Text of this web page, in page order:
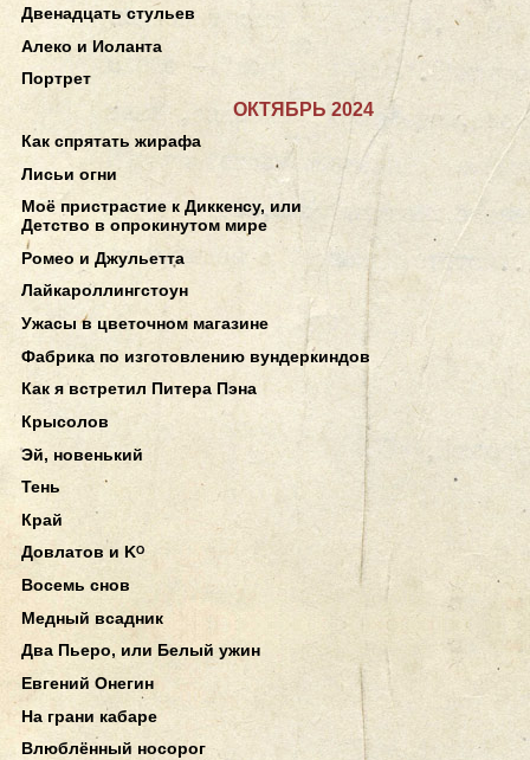
Двенадцать стульев
Алеко и Иоланта
Портрет
ОКТЯБРЬ 2024
Как спрятать жирафа
Лисьи огни
Моё пристрастие к Диккенсу, или
Детство в опрокинутом мире
Ромео и Джульетта
Лайкароллингстоун
Ужасы в цветочном магазине
Фабрика по изготовлению вундеркиндов
Как я встретил Питера Пэна
Крысолов
Эй, новенький
Тень
Край
Довлатов и Kᴼ
Восемь снов
Медный всадник
Два Пьеро, или Белый ужин
Евгений Онегин
На грани кабаре
Влюблённый носорог